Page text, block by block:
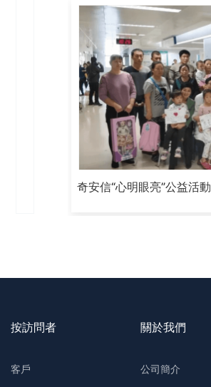
奇安信“心明眼亮”公益活動
按訪問者
客戶
關於我們
公司簡介